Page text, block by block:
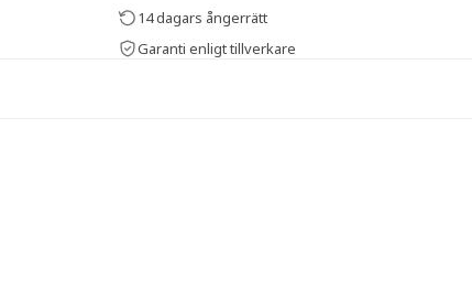
14 dagars ångerrätt
Garanti enligt tillverkare